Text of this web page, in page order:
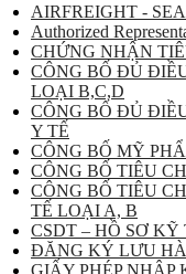
AIRFREIGHT -
Authorized
CHỨNG NHẬN
CÔNG BỐ ĐỦ
LOẠI B,C,D
CÔNG BỐ ĐỦ
Y TẾ
CÔNG BỐ MỸ
CÔNG BỐ TIÊU
CÔNG BỐ TIÊU
TẾ LOẠI A, B
CSDT – HỒ SƠ
ĐĂNG KÝ LƯU
GIẤY PHÉP NHẬP